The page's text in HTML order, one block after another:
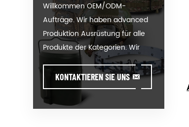
Willkommen OEM/ODM-
Aufträge. Wir haben advanced
Produktion Ausrüstung für alle
Produkte der Kategorien. Wir
können Ihr logo auf unsere
heiß-Verkauf Modell oder helfen
Ihnen bei der Herstellung von
Aufträgen, wenn Sie sich treffen
KONTAKTIEREN SIE UNS